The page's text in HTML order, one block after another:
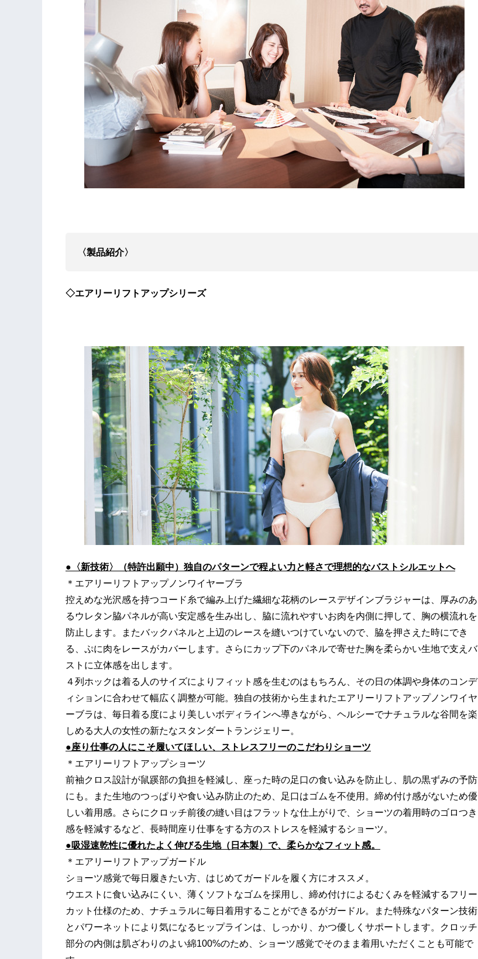
〈製品紹介〉
◇エアリーリフトアップシリーズ
● 〈新技術〉（特許出願中）独自のパターンで程よい力と軽さで理想的なバストシルエットへ
＊エアリーリフトアップノンワイヤーブラ
控えめな光沢感を持つコード糸で編み上げた繊細な花柄のレースデザインブラジャーは、厚みのあ
るウレタン脇パネルが高い安定感を生み出し、脇に流れやすいお肉を内側に押して、胸の横流れを
防止します。またバックパネルと上辺のレースを縫いつけていないので、脇を押さえた時にでき
る、ぷに肉をレースがカバーします。さらにカップ下のパネルで寄せた胸を柔らかい生地で支えバ
ストに立体感を出します。
４列ホックは着る人のサイズによりフィット感を生むのはもちろん、その日の体調や身体のコンデ
ィションに合わせて幅広く調整が可能。独自の技術から生まれたエアリーリフトアップノンワイヤ
ーブラは、毎日着る度により美しいボディラインへ導きながら、ヘルシーでナチュラルな谷間を楽
しめる大人の女性の新たなスタンダートランジェリー。
●座り仕事の人にこそ履いてほしい、ストレスフリーのこだわりショーツ
＊エアリーリフトアップショーツ
前袖クロス設計が鼠蹊部の負担を軽減し、座った時の足口の食い込みを防止し、肌の黒ずみの予防
にも。また生地のつっぱりや食い込み防止のため、足口はゴムを不使用。締め付け感がないため優
しい着用感。さらにクロッチ前後の縫い目はフラットな仕上がりで、ショーツの着用時のゴロつき
感を軽減するなど、長時間座り仕事をする方のストレスを軽減するショーツ。
●吸湿速乾性に優れたよく伸びる生地（日本製）で、柔らかなフィット感。
＊エアリーリフトアップガードル
ショーツ感覚で毎日履きたい方、はじめてガードルを履く方にオススメ。
ウエストに食い込みにくい、薄くソフトなゴムを採用し、締め付けによるむくみを軽減するフリー
カット仕様のため、ナチュラルに毎日着用することができるがガードル。また特殊なパターン技術
とパワーネットにより気になるヒップラインは、しっかり、かつ優しくサポートします。クロッチ
部分の内側は肌ざわりのよい綿100%のため、ショーツ感覚でそのまま着用いただくことも可能で